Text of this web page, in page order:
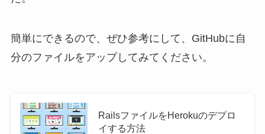
簡単にできるので、ぜひ参考にして、GitHubに自
分のファイルをアップしてみてください。
RailsファイルをHerokuのデプロ
イする方法